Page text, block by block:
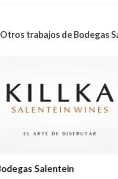
Otros trabajos de Bodegas
Bodegas Salentein